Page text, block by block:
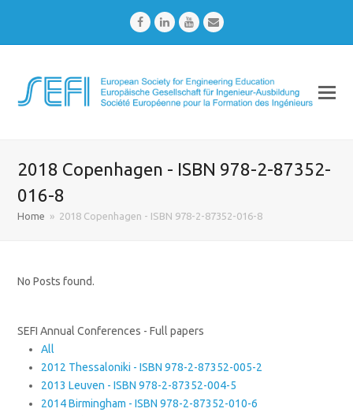
FacebookLinkedInYoutubeEmail
2018 Copenhagen - ISBN 978-2-87352-
016-8
Home » 2018 Copenhagen - ISBN 978-2-87352-016-8
No Posts found.
SEFI Annual Conferences - Full papers
All
2012 Thessaloniki - ISBN 978-2-87352-005-2
2013 Leuven - ISBN 978-2-87352-004-5
2014 Birmingham - ISBN 978-2-87352-010-6